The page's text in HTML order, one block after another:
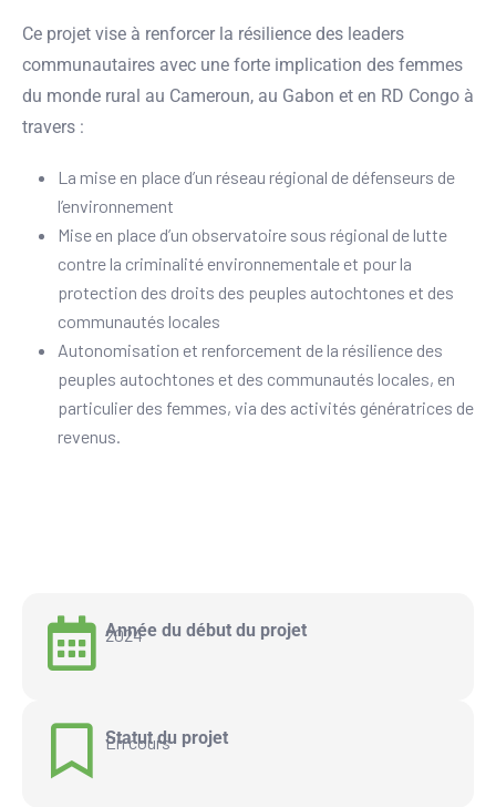
Ce projet vise à renforcer la résilience des leaders
communautaires avec une forte implication des femmes
du monde rural au Cameroun, au Gabon et en RD Congo à
travers :
La mise en place d’un réseau régional de défenseurs de
l’environnement
Mise en place d’un observatoire sous régional de lutte
contre la criminalité environnementale et pour la
protection des droits des peuples autochtones et des
communautés locales
Autonomisation et renforcement de la résilience des
peuples autochtones et des communautés locales, en
particulier des femmes, via des activités génératrices de
revenus.
Année du début du projet
2024
Statut du projet
En cours